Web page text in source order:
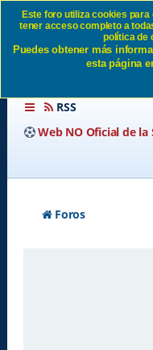
RSS
Web NO Oficial de
Foros
Este foro utiliza cookies
tener acceso completo a
política de
Puedes obtener más
esta página